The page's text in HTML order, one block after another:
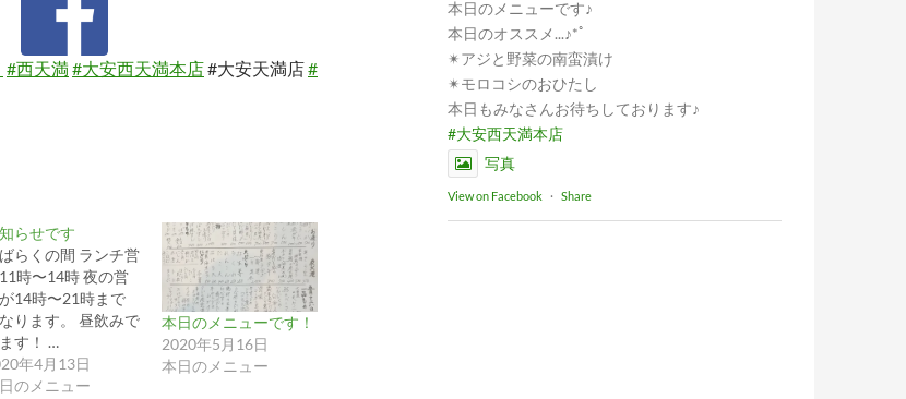
#西天満#大安西天満本店#大安天満店#
らせです
らくの間 ランチ営
時〜14時 夜の営
14時〜21時まで
ります。 昼飲みで
す！ …
年4月13日
のメニュー
本日のメニューです！
2020年5月16日
本日のメニュー
本日のメニューです♪
本日のオススメ...♪*ﾟ
✴︎アジと野菜の南蛮漬け
✴︎モロコシのおひたし
本日もみなさんお待ちしております♪
#大安西天満本店
写真
View on Facebook · Share